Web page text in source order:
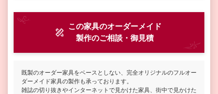
この家具のオーダーメイド
製作のご相談・御見積
既製のオーダー家具をベースとしない、完全オリジナルのフルオー
ダーメイド家具の製作も承っております。
雑誌の切り抜きやインターネットで見かけた家具、街中で見かけた